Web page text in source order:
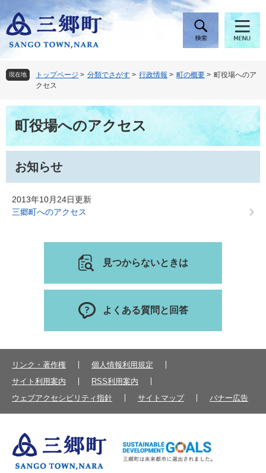
ー
ジ
頭
で
。
ニ
ュ
飛
ば
て
現在地 トップページ > 分類でさがす > 行政情報 > 町の概要 > 町役場へのア
クセス
本
文町役場へのアクセス
お知らせ
2013年10月24日更新
三郷町へのアクセス
見つからないときは
よくある質問と回答
リンク・著作権
個人情報利用規定
サイト利用案内
RSS利用案内
ウェブアクセシビリティ指針
サイトマップ バナー広告